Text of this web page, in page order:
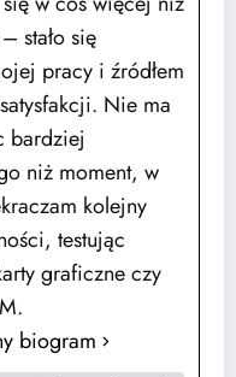
stało się
pracy i źródłem
Nie ma
bardziej
niż moment, w
kolejny
testując
graficzne czy
biogram